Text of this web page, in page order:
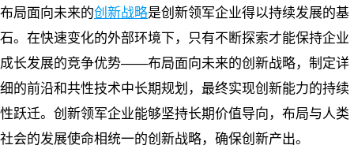
布局面向未来的创新战略是创新领军企业得以持续发展的基
石。在快速变化的外部环境下，只有不断探索才能保持企业
成长发展的竞争优势——布局面向未来的创新战略，制定详
细的前沿和共性技术中长期规划，最终实现创新能力的持续
性跃迁。创新领军企业能够坚持长期价值导向，布局与人类
社会的发展使命相统一的创新战略，确保创新产出。